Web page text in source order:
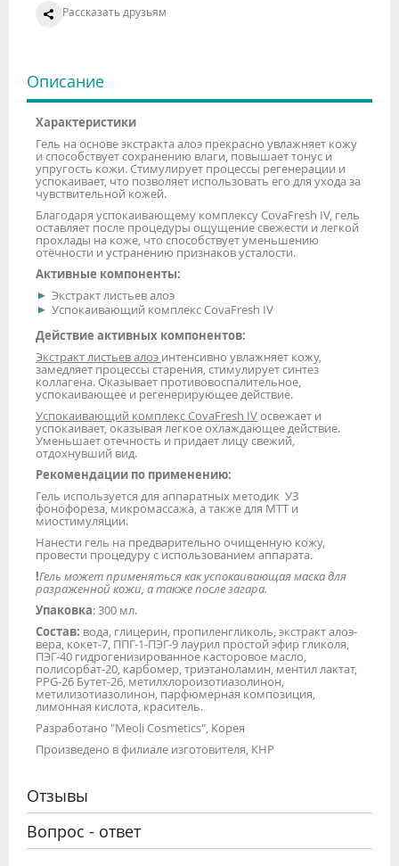
Рассказать друзьям
Описание
Характеристики
Гель на основе экстракта алоэ прекрасно увлажняет кожу
и способствует сохранению влаги, повышает тонус и
упругость кожи. Стимулирует процессы регенерации и
успокаивает, что позволяет использовать его для ухода за
чувствительной кожей.
Благодаря успокаивающему комплексу CovaFresh IV, гель
оставляет после процедуры ощущение свежести и легкой
прохлады на коже, что способствует уменьшению
отёчности и устранению признаков усталости.
Активные компоненты:
Экстракт листьев алоэ
Успокаивающий комплекс CovaFresh IV
Действие активных компонентов:
Экстракт листьев алоэ интенсивно увлажняет кожу,
замедляет процессы старения, стимулирует синтез
коллагена. Оказывает противовоспалительное,
успокаивающее и регенерирующее действие.
Успокаивающий комплекс CovaFresh IVосвежает и
успокаивает, оказывая легкое охлаждающее действие.
Уменьшает отечность и придает лицу свежий,
отдохнувший вид.
Рекомендации по применению:
Гель используется для аппаратных методик УЗ
фонофореза, микромассажа, а также для МТТ и
миостимуляции.
Нанести гель на предварительно очищенную кожу,
провести процедуру с использованием аппарата.
!Гель может применяться как успокаивающая маска для
разраженной кожи, а также после загара.
Упаковка: 300 мл.
Состав: вода, глицерин, пропиленгликоль, экстракт алоэ-
вера, кокет-7, ППГ-1-ПЭГ-9 лаурил простой эфир гликоля,
ПЭГ-40 гидрогенизированное касторовое масло,
полисорбат-20, карбомер, триэтаноламин, ментил лактат,
PPG-26 Бутет-26, метилхлороизотиазолинон,
метилизотиазолинон, парфюмерная композиция,
лимонная кислота, краситель.
Разработано "Meoli Cosmetics", Корея
Произведено в филиале изготовителя, КНР
Отзывы
Вопрос - ответ